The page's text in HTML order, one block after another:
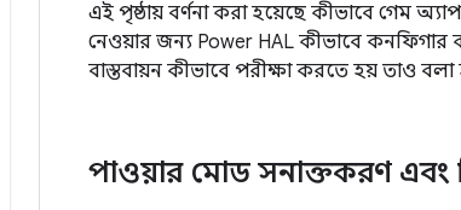
এই পৃষ্ঠায় বর্ণনা করা হয়েছে কীভাবে গেম
নেওয়ার জন্য Power HAL কীভাবে কনফিগার
বাস্তবায়ন কীভাবে পরীক্ষা করতে হয় তাও বলা
পাওয়ার মোড সনাক্তকরণ এবং